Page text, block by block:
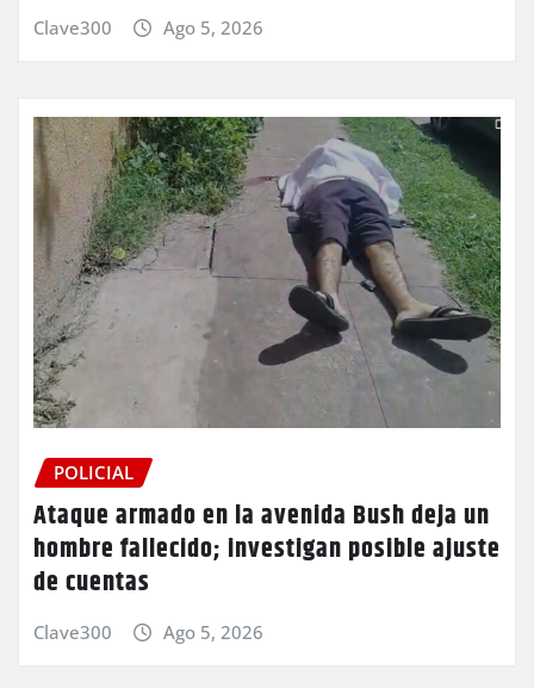
Clave300 Ago 5, 2026
POLICIAL
Ataque armado en la avenida Bush deja un
hombre fallecido; investigan posible ajuste
de cuentas
Clave300 Ago 5, 2026